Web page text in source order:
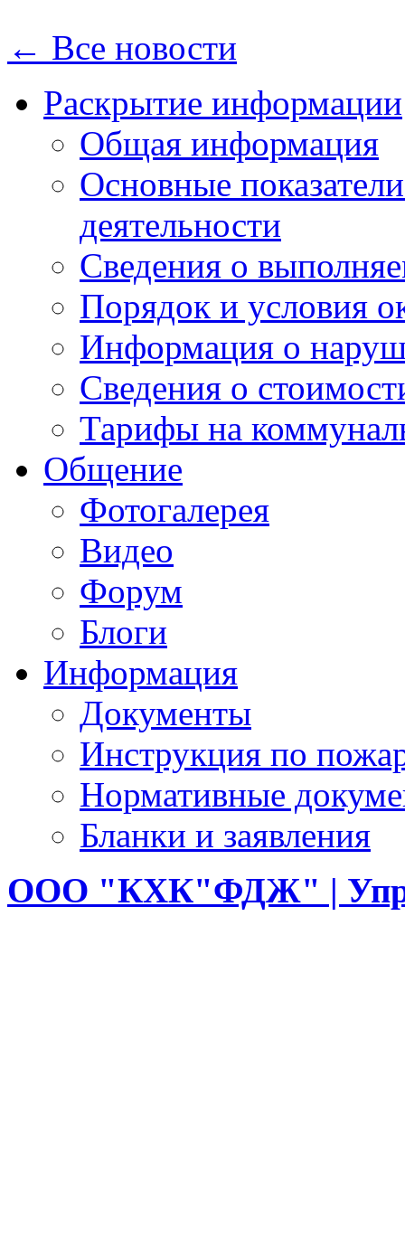
← Все новости
Раскрытие информации
Общая информация
Основные
деятельности
Сведения о
Порядок и условия
Информация о
Сведения о
Тарифы на
Общение
Фотогалерея
Видео
Форум
Блоги
Информация
Документы
Инструкция по
Нормативные
Бланки и заявления
ООО "КХК"ФДЖ" |